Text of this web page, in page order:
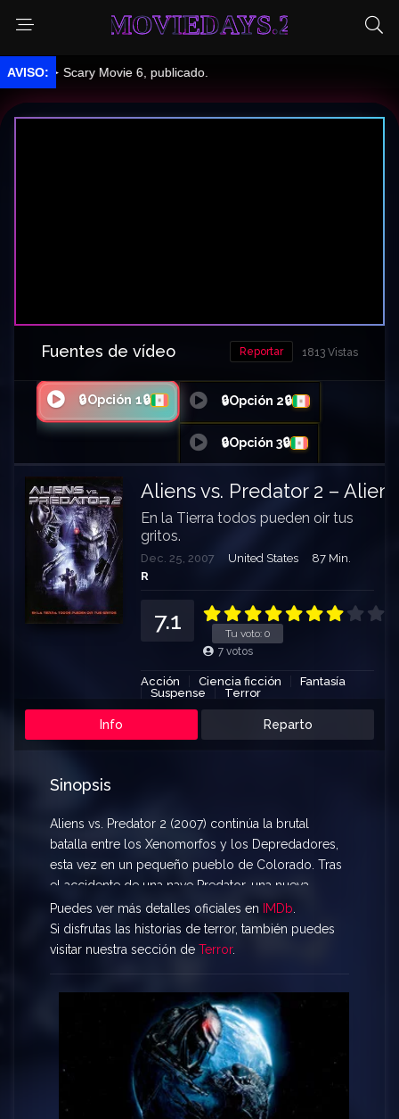
MOVIEDAYS.2
Scary Movie 6, publicado.
Fuentes de vídeo 1813 Vistas
Reportar
🔒Opción 1🔒 🔒Opción 2🔒
🔒Opción 3🔒
Aliens vs. Predator 2 –
En la Tierra todos pueden oir tus
gritos.
Dec. 25, 2007 United States
87 Min.
R
Tu voto: 0
7.1
7 votos
Acción Ciencia ficción
Fantasía
Suspense
Terror
Info Reparto
Sinopsis
Aliens vs. Predator 2 (2007) continúa la brutal
batalla entre los Xenomorfos y los Depredadores,
esta vez en un pequeño pueblo de Colorado. Tras
el accidente de una nave Predator, una nueva
criatura híbrida conocida como Predalien escapa
y desata el caos. Un guerrero Predator llega al
planeta para contener el brote, mientras los
Una película llena de acción, terror, oscuridad y
combates intensos, ideal para los fans de ambas
Puedes ver más detalles oficiales en IMDb
Si disfrutas las historias de terror, también puedes
visitar nuestra sección de Terror.